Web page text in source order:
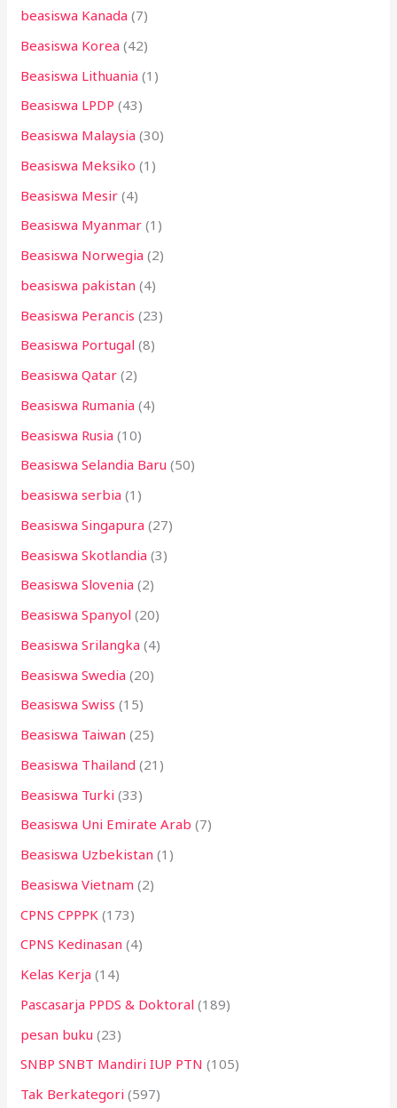
beasiswa Kanada (7)
Beasiswa Korea (42)
Beasiswa Lithuania (1)
Beasiswa LPDP (43)
Beasiswa Malaysia (30)
Beasiswa Meksiko (1)
Beasiswa Mesir (4)
Beasiswa Myanmar (1)
Beasiswa Norwegia (2)
beasiswa pakistan (4)
Beasiswa Perancis (23)
Beasiswa Portugal (8)
Beasiswa Qatar (2)
Beasiswa Rumania (4)
Beasiswa Rusia (10)
Beasiswa Selandia Baru (50)
beasiswa serbia (1)
Beasiswa Singapura (27)
Beasiswa Skotlandia (3)
Beasiswa Slovenia (2)
Beasiswa Spanyol (20)
Beasiswa Srilangka (4)
Beasiswa Swedia (20)
Beasiswa Swiss (15)
Beasiswa Taiwan (25)
Beasiswa Thailand (21)
Beasiswa Turki (33)
Beasiswa Uni Emirate Arab (7)
Beasiswa Uzbekistan (1)
Beasiswa Vietnam (2)
CPNS CPPPK (173)
CPNS Kedinasan (4)
Kelas Kerja (14)
Pascasarja PPDS & Doktoral (189)
pesan buku (23)
SNBP SNBT Mandiri IUP PTN (105)
Tak Berkategori (597)